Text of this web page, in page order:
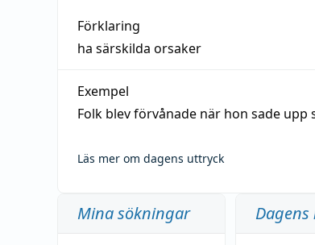
Förklaring
ha särskilda orsaker
Exempel
Folk blev förvånade när hon sade
Läs mer om dagens uttryck
Mina sökningar